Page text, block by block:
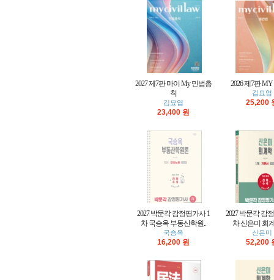
2027 제7판 마이 My 민법총
칙
김묘엽
23,400 원
2026 제7판
김묘엽
25,200
2027 박문각 감정평가사 1
차 국승옥 부동산학원..
국승옥
16,200 원
2027 박문각 감
차 신은미 회
신은미
52,200